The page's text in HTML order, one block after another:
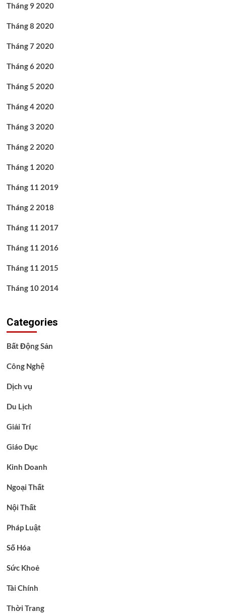
Tháng 9 2020
Tháng 8 2020
Tháng 7 2020
Tháng 6 2020
Tháng 5 2020
Tháng 4 2020
Tháng 3 2020
Tháng 2 2020
Tháng 1 2020
Tháng 11 2019
Tháng 2 2018
Tháng 11 2017
Tháng 11 2016
Tháng 11 2015
Tháng 10 2014
Categories
Bất Động Sản
Công Nghệ
Dịch vụ
Du Lịch
Giải Trí
Giáo Dục
Kinh Doanh
Ngoại Thất
Nội Thất
Pháp Luật
Số Hóa
Sức Khoẻ
Tài Chính
Thời Trang